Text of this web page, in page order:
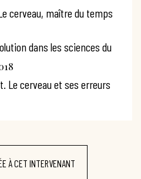
cerveau, maître du temps
dans les sciences du
Le cerveau et ses erreurs
À CET INTERVENANT